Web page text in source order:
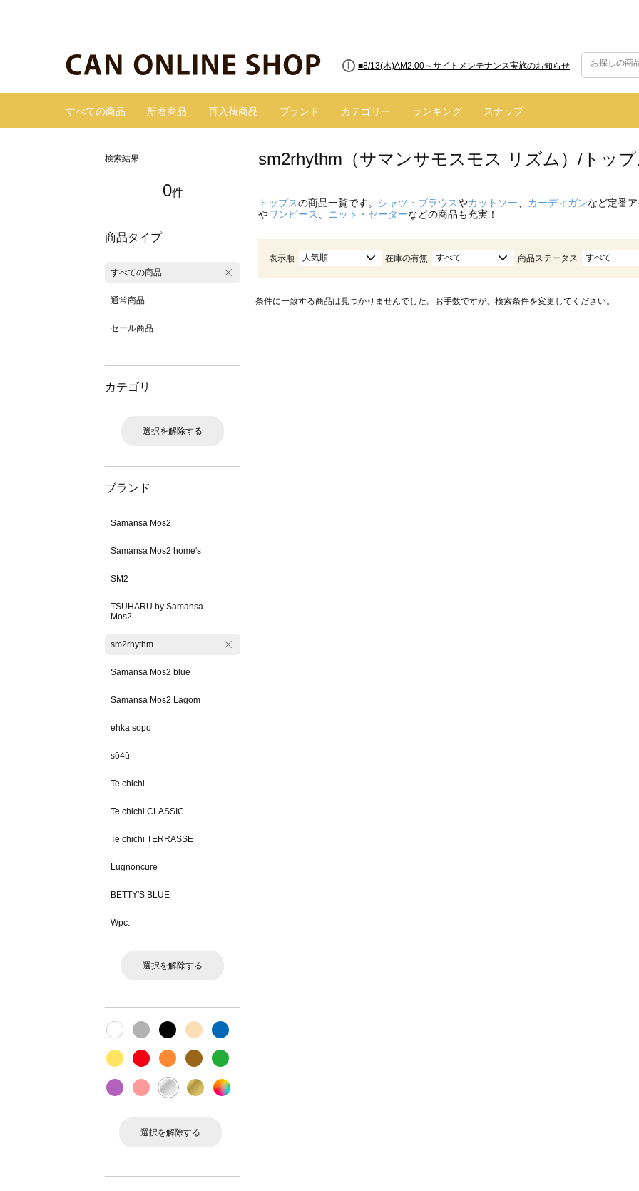
■8/13(木)AM2:00～サイトメンテナンス実施のお知らせ
すべての商品 新着商品 再入荷商品 ブランド カテゴリー ランキング スナップ
検索結果
0件
商品タイプ
すべての商品
通常商品
セール商品
カテゴリ
選択を解除する
ブランド
Samansa Mos2
Samansa Mos2 home's
SM2
TSUHARU by Samansa
Mos2
sm2rhythm
Samansa Mos2 blue
Samansa Mos2 Lagom
ehka sopo
sō4ū
Te chichi
Te chichi CLASSIC
Te chichi TERRASSE
Lugnoncure
BETTY'S BLUE
Wpc.
選択を解除する
選択を解除する
sm2rhythm（サマンサモスモス リズム）/トップ
トップスの商品一覧です。 シャツ・ブラウスやカットソー カーディガンなど定番
やワンピース ニット・セーターなどの商品も充実！
表示順 人気順 在庫の有無 すべて 商品ステータス すべて
条件に一致する商品は見つかりませんでした。お手数ですが、検索条件を変更してください。